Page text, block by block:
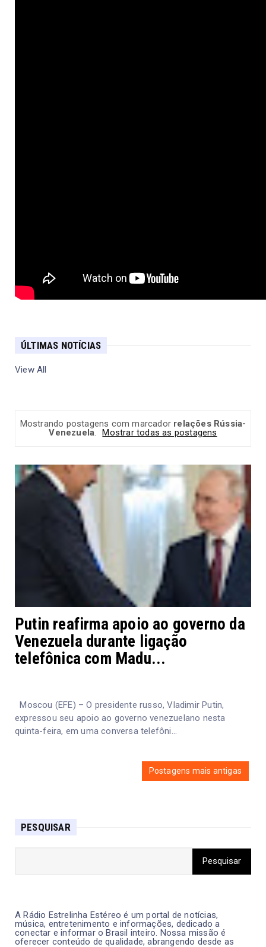
ÚLTIMAS NOTÍCIAS
View All
Mostrando postagens com marcador relações Rússia-
Venezuela. Mostrar todas as postagens
Putin reafirma apoio ao governo da
Venezuela durante ligação
telefônica com Madu...
Moscou (EFE) – O presidente russo, Vladimir Putin,
expressou seu apoio ao governo venezuelano nesta
quinta-feira, em uma conversa telefôni...
Postagens mais antigas
PESQUISAR
A Rádio Estrelinha Estéreo é um portal de notícias,
música, entretenimento e informações, dedicado a
conectar e informar o Brasil inteiro. Nossa missão é
oferecer conteúdo de qualidade, abrangendo desde as